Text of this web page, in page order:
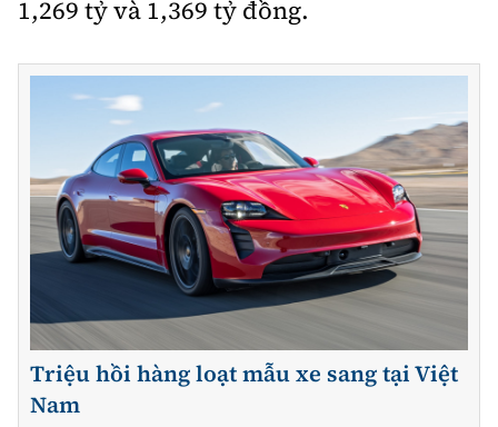
1,269 tỷ và 1,369 tỷ đồng.
Triệu hồi hàng loạt mẫu xe sang tại Việt
Nam